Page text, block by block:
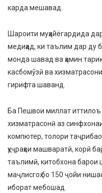
карда мешавад.
Шароити муҳайёгардида
медиҳад, ки таълим дар ду
монда шавад ва ҳамин
касбомӯзӣ ва
гирифта шаванд.
Ба Пешвои миллат
хизматрасонӣ аз
компютер, толори
ҳуҷраҳои машваратӣ, корӣ
таълимӣ, китобхона барои
маҷлисгоҳ бо 150 ҷойи
иборат мебошад.